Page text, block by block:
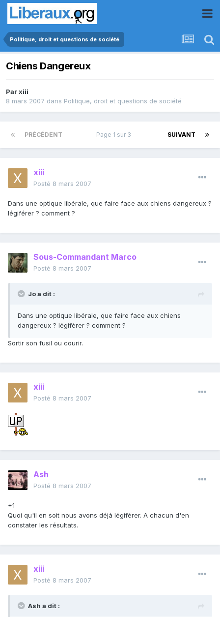
Politique, droit et questions de société
Chiens Dangereux
Parxiii
8 mars 2007 dans Politique, droit et questions de société
PRÉCÉDENT SUIVANT
Page 1 sur 3
xiii
Posté 8 mars 2007
Dans une optique libérale, que faire face aux chiens dangereux ?
légiférer ? comment ?
Sous-Commandant Marco
Posté 8 mars 2007
Jo a dit :
Dans une optique libérale, que faire face aux chiens
dangereux ? légiférer ? comment ?
Sortir son fusil ou courir.
xiii
Posté 8 mars 2007
Ash
Posté 8 mars 2007
+1
Quoi qu'il en soit nous avons déjà légiférer. A chacun d'en
constater les résultats.
xiii
Posté 8 mars 2007
Ash a dit :